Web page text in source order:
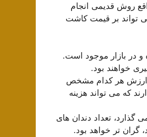
روش قدیمی انجام
می تواند بر قیمت کاشت
و در بازار موجود است.
خواهند بود.
ارزش هر کدام مشخص
که می تواند هزینه
گذارد، تعداد دندان های
گران تر خواهد بود.